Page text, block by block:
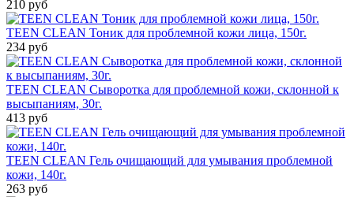
210 руб
TEEN CLEAN Тоник для проблемной кожи лица, 150г.
234 руб
TEEN CLEAN Сыворотка для проблемной кожи, склонной к
высыпаниям, 30г.
413 руб
TEEN CLEAN Гель очищающий для умывания проблемной
кожи, 140г.
263 руб